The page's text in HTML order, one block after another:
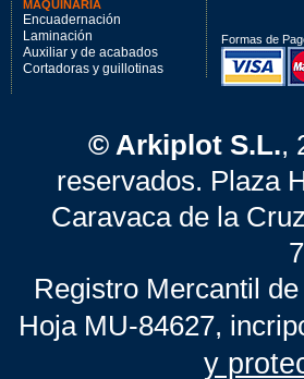
MAQUINARIA
Encuadernación
Laminación
Auxiliar y de acabados
Cortadoras y guillotinas
Formas de
© Arkiplot S.L.,
reservados. Plaza
Caravaca de la
Registro Mercantil
Hoja MU-84627,
y